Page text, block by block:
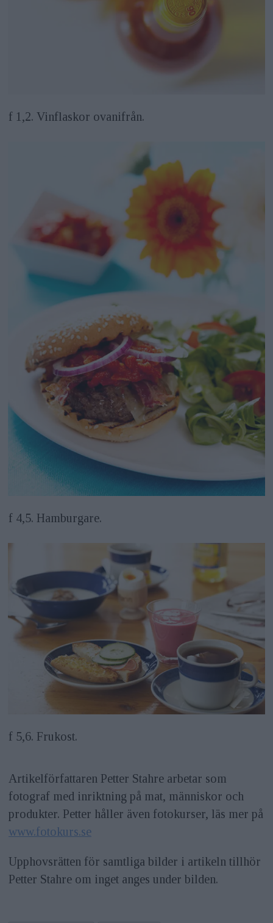
f 1,2. Vinflaskor ovanifrån.
f 4,5. Hamburgare.
f 5,6. Frukost.
Artikelförfattaren Petter Stahre arbetar som
fotograf med inriktning på mat, människor och
produkter. Petter håller även fotokurser, läs mer på
www.fotokurs.se
Upphovsrätten för samtliga bilder i artikeln tillhör
Petter Stahre om inget anges under bilden.